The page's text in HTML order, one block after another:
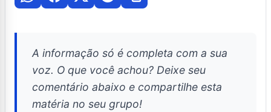
A informação só é completa com a sua
voz. O que você achou? Deixe seu
comentário abaixo e compartilhe esta
matéria no seu grupo!